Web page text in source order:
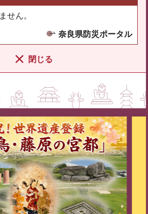
せん。
奈良県防災ポータル
閉じる